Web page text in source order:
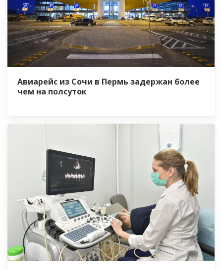
Авиарейс из Сочи в Пермь задержан более
чем на полсуток